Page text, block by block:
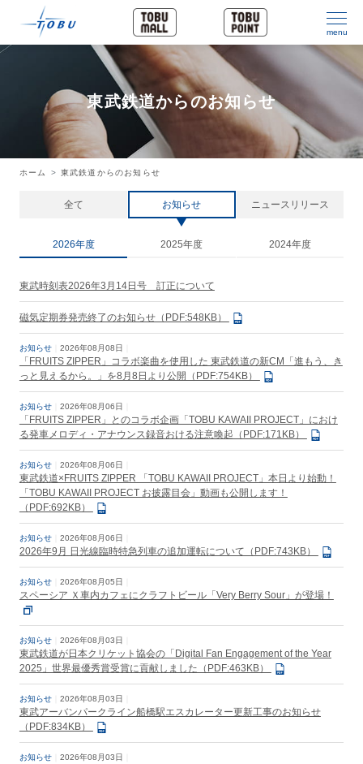
menu
東武鉄道からのお知らせ
ホーム 東武鉄道からのお知らせ
全て お知らせ ニュースリリース
2026年度 2025年度 2024年度
東武時刻表2026年3月14日号 訂正について
磁気定期券発売終了のお知らせ（PDF:548KB）
お知らせ 2026年08月08日
「FRUITS ZIPPER」コラボ楽曲を使用した 東武鉄道の新CM「進もう、き
っと見えるから。」を8月8日より公開（PDF:754KB）
お知らせ 2026年08月06日
「FRUITS ZIPPER」とのコラボ企画「TOBU KAWAII PROJECT」におけ
る発車メロディ・アナウンス録音おける注意喚起（PDF:171KB）
お知らせ 2026年08月06日
東武鉄道×FRUITS ZIPPER 「TOBU KAWAII PROJECT」本日より始動！
「TOBU KAWAII PROJECT お披露目会」動画も公開します！
（PDF:692KB）
お知らせ 2026年08月06日
2026年9月 日光線臨時特急列車の追加運転について（PDF:743KB）
お知らせ 2026年08月05日
スペーシア Ｘ車内カフェにクラフトビール「Very Berry Sour」が登場！
お知らせ 2026年08月03日
東武鉄道が日本クリケット協会の「Digital Fan Engagement of the Year
2025」世界最優秀賞受賞に貢献しました（PDF:463KB）
お知らせ 2026年08月03日
東武アーバンパークライン船橋駅エスカレーター更新工事のお知らせ
（PDF:834KB）
お知らせ 2026年08月03日